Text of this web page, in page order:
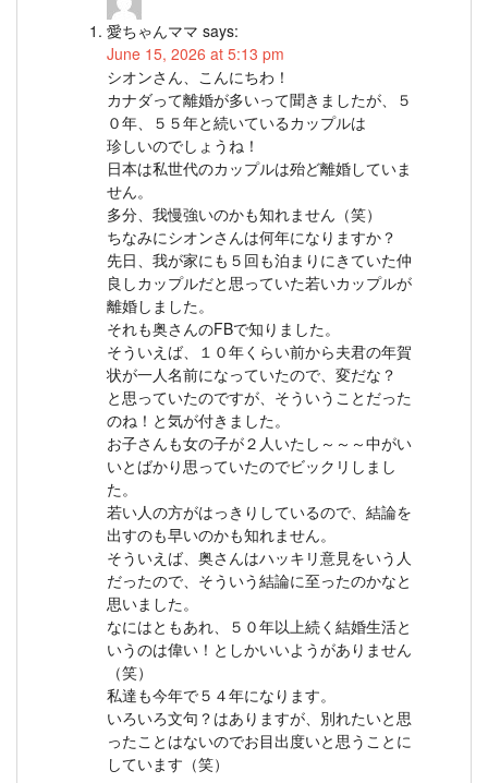
愛ちゃんママ says:
June 15, 2026 at 5:13 pm
シオンさん、こんにちわ！
カナダって離婚が多いって聞きましたが、５
０年、５５年と続いているカップルは
珍しいのでしょうね！
日本は私世代のカップルは殆ど離婚していま
せん。
多分、我慢強いのかも知れません（笑）
ちなみにシオンさんは何年になりますか？
先日、我が家にも５回も泊まりにきていた仲
良しカップルだと思っていた若いカップルが
離婚しました。
それも奥さんのFBで知りました。
そういえば、１０年くらい前から夫君の年賀
状が一人名前になっていたので、変だな？
と思っていたのですが、そういうことだった
のね！と気が付きました。
お子さんも女の子が２人いたし～～～中がい
いとばかり思っていたのでビックリしまし
た。
若い人の方がはっきりしているので、結論を
出すのも早いのかも知れません。
そういえば、奥さんはハッキリ意見をいう人
だったので、そういう結論に至ったのかなと
思いました。
なにはともあれ、５０年以上続く結婚生活と
いうのは偉い！としかいいようがありません
（笑）
私達も今年で５４年になります。
いろいろ文句？はありますが、別れたいと思
ったことはないのでお目出度いと思うことに
しています（笑）